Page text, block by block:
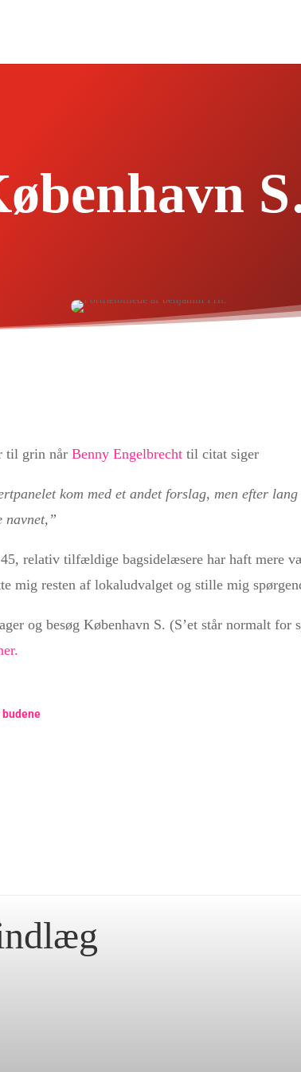
til grin nårBenny Engelbrecht til citat siger
kom med et andet forslag, men efter
navnet,”
relativ tilfældige bagsidelæsere har haft mere
mig resten af lokaludvalget og stille mig
og besøg København S. (S’et står normalt
budene